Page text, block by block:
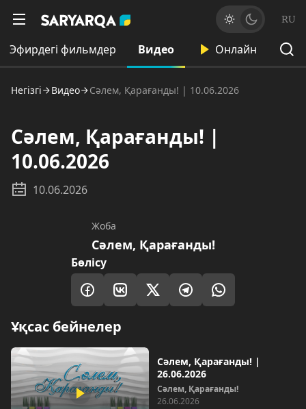
RU
Эфирдегі фильмдер Видео Онлайн
Негізгі Видео Сәлем, Қарағанды! | 10.06.2026
Сәлем, Қарағанды! |
10.06.2026
10.06.2026
Жоба
Сәлем, Қарағанды!
Бөлісу
Ұқсас бейнелер
Сәлем, Қарағанды! |
26.06.2026
Сәлем, Қарағанды!
26.06.2026